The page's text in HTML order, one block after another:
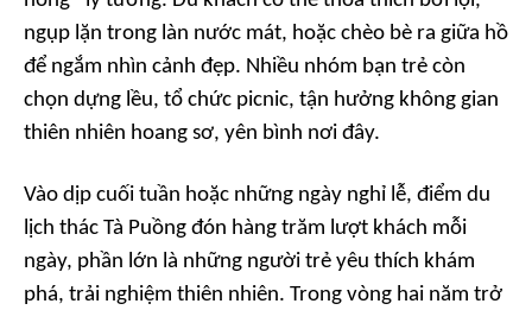
ngụp lặn trong làn nước mát, hoặc chèo bè ra giữa hồ
để ngắm nhìn cảnh đẹp. Nhiều nhóm bạn trẻ còn
chọn dựng lều, tổ chức picnic, tận hưởng không gian
thiên nhiên hoang sơ, yên bình nơi đây.
Vào dịp cuối tuần hoặc những ngày nghỉ lễ, điểm du
lịch thác Tà Puồng đón hàng trăm lượt khách mỗi
ngày, phần lớn là những người trẻ yêu thích khám
phá, trải nghiệm thiên nhiên. Trong vòng hai năm trở